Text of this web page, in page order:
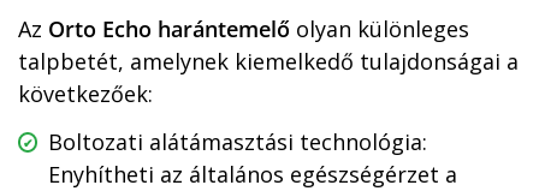
Az Orto Echo harántemelő olyan különleges
talpbetét, amelynek kiemelkedő tulajdonságai a
következőek:
Boltozati alátámasztási technológia:
Enyhítheti az általános egészségérzet a